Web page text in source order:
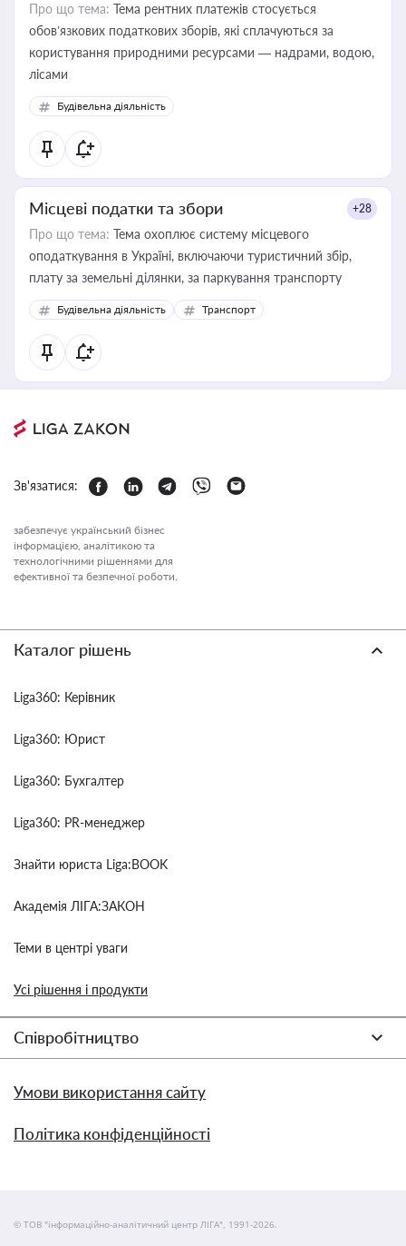
Про що тема: Тема рентних платежів стосується
обов’язкових податкових зборів, які сплачуються за
користування природними ресурсами — надрами, водою,
лісами
Будівельна діяльність
Місцеві податки та збори +28
Про що тема: Тема охоплює систему місцевого
оподаткування в Україні, включаючи туристичний збір,
плату за земельні ділянки, за паркування транспорту
Будівельна діяльність Транспорт
Зв'язатися:
забезпечує український бізнес
інформацією, аналітикою та
технологічними рішеннями для
ефективної та безпечної роботи.
Каталог рішень
Liga360: Керівник
Liga360: Юрист
Liga360: Бухгалтер
Liga360: PR-менеджер
Знайти юриста Liga:BOOK
Академія ЛІГА:ЗАКОН
Теми в центрі уваги
Усі рішення і продукти
Співробітництво
Умови використання сайту
Політика конфіденційності
© ТОВ "інформаційно-аналітичний центр ЛІГА", 1991-2026.